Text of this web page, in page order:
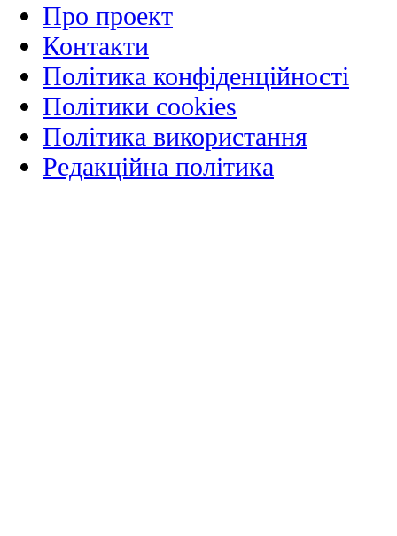
Про проект
Контакти
Політика конфіденційності
Політики cookies
Політика використання
Редакційна політика